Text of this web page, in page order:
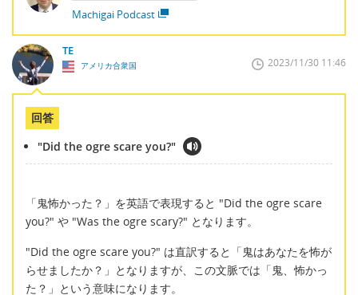
Machigai Podcast
TE
アメリカ合衆国 2023/11/30 11:46
回答
"Did the ogre scare you?"
「鬼怖かった？」を英語で表現すると "Did the ogre scare
you?" や "Was the ogre scary?" となります。
"Did the ogre scare you?" は直訳すると「鬼はあなたを怖が
らせましたか？」となりますが、この文脈では「鬼、怖かっ
た？」という意味になります。